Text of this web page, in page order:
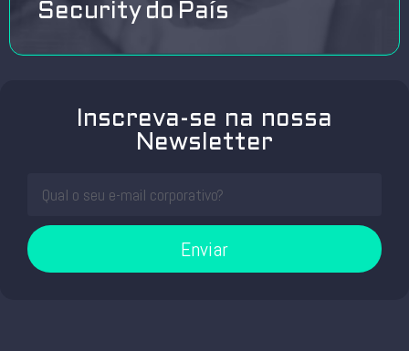
Security do País
Inscreva-se na nossa
Newsletter
Enviar